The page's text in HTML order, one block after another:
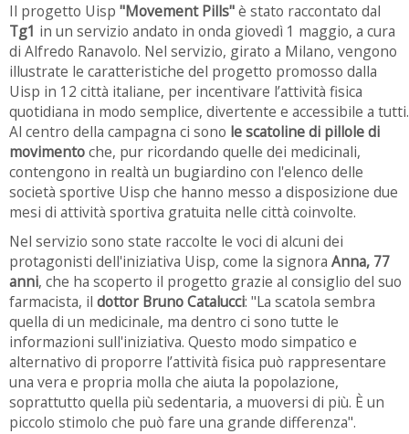
Il progetto Uisp "Movement Pills"è stato raccontato dal
Tg1 in un servizio andato in onda giovedì 1 maggio, a cura
di Alfredo Ranavolo. Nel servizio, girato a Milano, vengono
illustrate le caratteristiche del progetto promosso dalla
Uisp in 12 città italiane, per incentivare l’attività fisica
quotidiana in modo semplice, divertente e accessibile a tutti.
Al centro della campagna ci sono le scatoline di pillole di
movimentoche, pur ricordando quelle dei medicinali,
contengono in realtà un bugiardino con l'elenco delle
società sportive Uisp che hanno messo a disposizione due
mesi di attività sportiva gratuita nelle città coinvolte.
Nel servizio sono state raccolte le voci di alcuni dei
protagonisti dell'iniziativa Uisp, come la signora Anna, 77
anni, che ha scoperto il progetto grazie al consiglio del suo
farmacista, il dottor Bruno Catalucci: "La scatola sembra
quella di un medicinale, ma dentro ci sono tutte le
informazioni sull'iniziativa. Questo modo simpatico e
alternativo di proporre l’attività fisica può rappresentare
una vera e propria molla che aiuta la popolazione,
soprattutto quella più sedentaria, a muoversi di più. È un
piccolo stimolo che può fare una grande differenza".